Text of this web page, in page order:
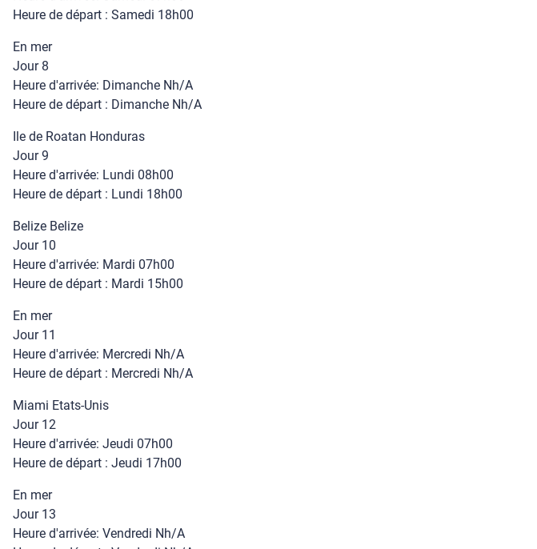
Heure de départ : Samedi 18h00
En mer
Jour 8
Heure d'arrivée: Dimanche Nh/A
Heure de départ : Dimanche Nh/A
Ile de Roatan Honduras
Jour 9
Heure d'arrivée: Lundi 08h00
Heure de départ : Lundi 18h00
Belize Belize
Jour 10
Heure d'arrivée: Mardi 07h00
Heure de départ : Mardi 15h00
En mer
Jour 11
Heure d'arrivée: Mercredi Nh/A
Heure de départ : Mercredi Nh/A
Miami Etats-Unis
Jour 12
Heure d'arrivée: Jeudi 07h00
Heure de départ : Jeudi 17h00
En mer
Jour 13
Heure d'arrivée: Vendredi Nh/A